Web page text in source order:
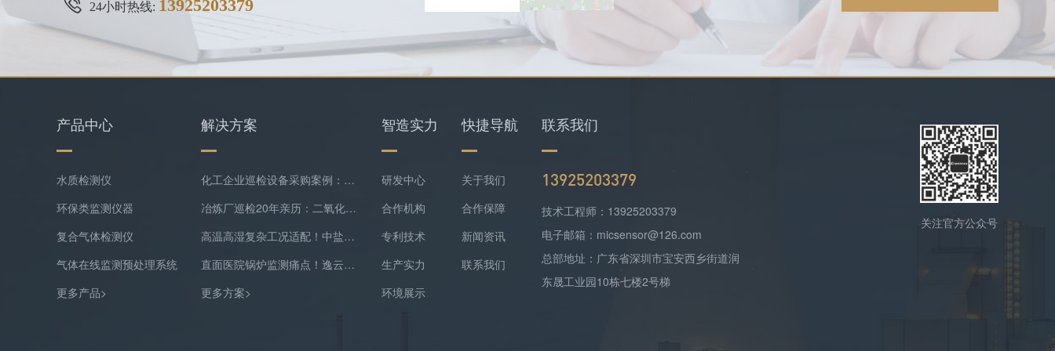
24小时热线: 13925203379
产品中心
水质检测仪
环保类监测仪器
复合气体检测仪
气体在线监测预处理系统
更多产品>
解决方案
化工企业巡检设备采购案例：逸云天MS400系列苯乙烯检测仪+四合一检测仪配套落地
冶炼厂巡检20年亲历：二氧化硫隐形泄漏难察觉，便携式检测报警仪是防线
高温高湿复杂工况适配！中盐常州化工双氧水尾气精准监测方案落地
直面医院锅炉监测痛点！逸云天预处理+在线气体监测实现数据稳定上传
更多方案>
智造实力
研发中心
合作机构
专利技术
生产实力
环境展示
快捷导航
关于我们
合作保障
新闻资讯
联系我们
联系我们
13925203379
技术工程师：13925203379
电子邮箱：micsensor@126.com
总部地址：广东省深圳市宝安西乡街道润
东晟工业园10栋七楼2号梯
关注官方公众号